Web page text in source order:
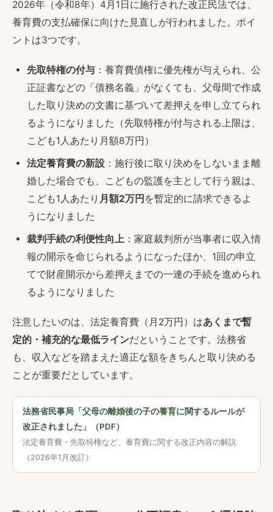
2026年（令和8年）4月1日に施行された改正民法では、
養育費の支払確保に向けた見直しが行われました。ポイ
ントは3つです。
先取特権の付与 ：養育費債権に優先権が与えられ、公
正証書などの「債務名義」がなくても、父母間で作成
した取り決めの文書に基づいて差押えを申し立てられ
るようになりました（先取特権が付与される上限は、
こども1人あたり月額8万円）
法定養育費の新設 ：施行後に取り決めをしないまま離
婚した場合でも、こどもの監護を主として行う親は、
こども1人あたり 月額2万円 を暫定的に請求できるよ
うになりました
裁判手続の利便性向上 ：家庭裁判所が当事者に収入情
報の開示を命じられるようになったほか、1回の申立
てで財産開示から差押えまでの一連の手続を進められ
るようになりました
注意したいのは、法定養育費（月2万円）はあくまで暫
定的・補充的な最低ラインだということです。法務省
も、収入などを踏まえた適正な額をきちんと取り決める
ことが重要だとしています。
法務省民事局「父母の離婚後の子の養育に関するルールが
改正されました」（PDF）
法定養育費・先取特権など、養育費に関する改正内容の解説
（2026年1月改訂）